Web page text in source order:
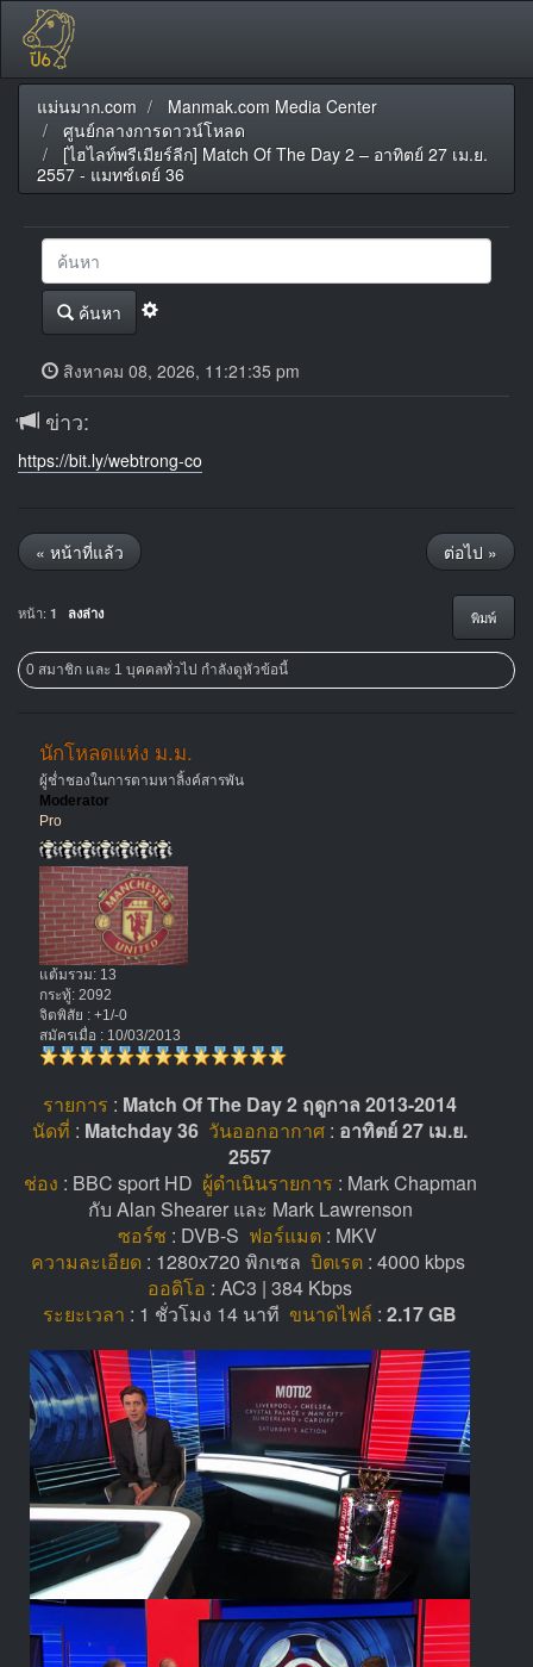
แม่นมาก.com
Manmak.com Media Center
ศูนย์กลางการดาวน์โหลด
[ไฮไลท์พรีเมียร์ลีก] Match Of The Day 2 – อาทิตย์ 27 เม.ย.
2557 - แมทช์เดย์ 36
ค้นหา
สิงหาคม 08, 2026, 11:21:35 pm
ข่าว:
https://bit.ly/webtrong-co
« หน้าที่แล้ว ต่อไป »
พิมพ์
หน้า: 1 ลงล่าง
0 สมาชิก และ 1 บุคคลทั่วไป กำลังดูหัวข้อนี้
นักโหลดแห่ง ม.ม.
ผู้ช่ำชองในการตามหาลิ้งค์สารพัน
Moderator
Pro
แต้มรวม: 13
กระทู้: 2092
จิตพิสัย : +1/-0
สมัครเมื่อ : 10/03/2013
รายการ : Match Of The Day 2 ฤดูกาล 2013-2014
นัดที่ : Matchday 36 วันออกอากาศ : อาทิตย์ 27 เม.ย.
2557
ช่อง : BBC sport HD ผู้ดำเนินรายการ : Mark Chapman
กับ Alan Shearer และ Mark Lawrenson
ซอร์ช : DVB-S ฟอร์แมต : MKV
ความละเอียด : 1280x720 พิกเซล บิตเรต: 4000 kbps
ออดิโอ : AC3 | 384 Kbps
ระยะเวลา : 1 ชั่วโมง 14 นาที ขนาดไฟล์ : 2.17 GB